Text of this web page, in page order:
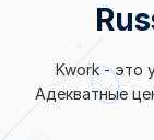
Kwork - это
Адекватные